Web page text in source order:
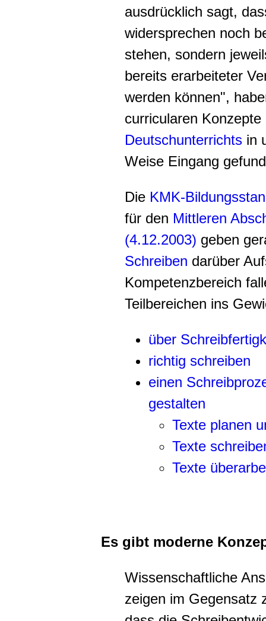
ausdrücklich sagt,
widersprechen noch
stehen, sondern
bereits erarbeiteter
werden können",
curricularen
Deutschunterrichts in
Weise Eingang
Die KMK-
für den Mittleren
(4.12.2003) geben
Schreiben darüber
Kompetenzbereich
Teilbereichen ins
über
richtig schreiben
einen
gestalten
Texte planen
Texte
Texte
Es gibt moderne
Wissenschaftliche
zeigen im Gegensatz